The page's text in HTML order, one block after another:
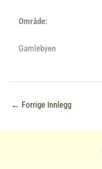
Område:
Gamlebyen
← Forrige Innlegg